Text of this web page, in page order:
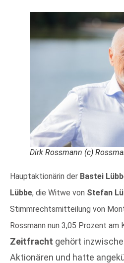
Dirk Rossmann (c)
Hauptaktionärin der Bastei
Lübbe, die Witwe von Stefan
Stimmrechtsmitteilung von
Rossmann nun 3,05 Prozent am
Zeitfracht gehört
Aktionären und hatte